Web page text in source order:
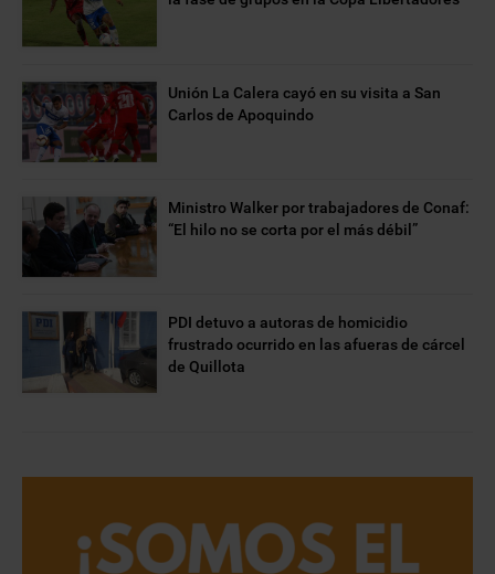
Unión La Calera cayó en su visita a San
Carlos de Apoquindo
Ministro Walker por trabajadores de Conaf:
“El hilo no se corta por el más débil”
PDI detuvo a autoras de homicidio
frustrado ocurrido en las afueras de cárcel
de Quillota